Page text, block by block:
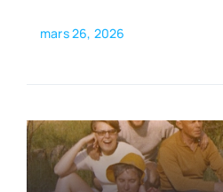
mars 26, 2026